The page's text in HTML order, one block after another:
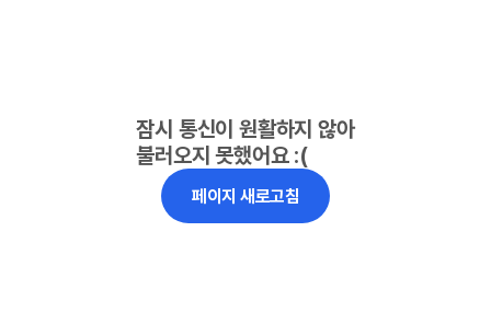
잠시 통신이 원활하지 않아
불러오지 못했어요 :(
페이지 새로고침